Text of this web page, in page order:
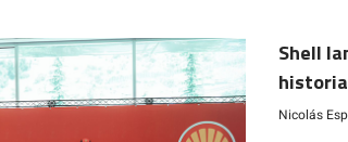
Shell
historia
Nicolás